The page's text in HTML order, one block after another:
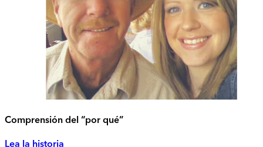
Comprensión del “por qué”
Lea la historia